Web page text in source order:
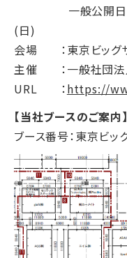
一般公開日
(日)
会場 ：東京ビッグ
主催 ：一般社団法
URL ：https://
【当社ブースのご案内】
ブース番号：東京ビ